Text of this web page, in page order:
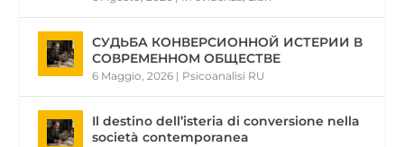
СУДЬБА КОНВЕРСИОННОЙ ИСТЕРИИ В
СОВРЕМЕННОМ ОБЩЕСТВЕ
6 Maggio, 2026 | Psicoanalisi RU
Il destino dell’isteria di conversione nella
società contemporanea